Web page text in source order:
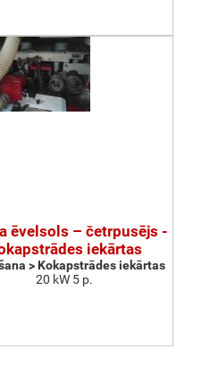
ēvelsols – četrpusējs -
iekārtas
> Kokapstrādes iekārtas
20 kW 5 p.